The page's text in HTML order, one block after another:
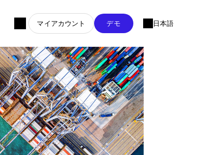
マイアカウント デモ 日本語